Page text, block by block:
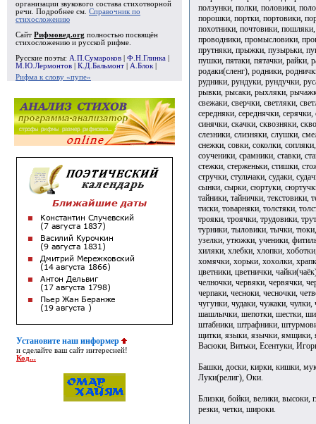
организации звукового состава стихотворной
речи. Подробнее см. Справочник по
стихосложению
Сайт Рифмовед.org полностью посвящён
стихосложению и русской рифме.
Русские поэты: А.П.Сумароков Ф.Н.Глинка
М.Ю.Лермонтов
К.Д.Бальмонт А.Блок
Рифма к слову «пупе»
Установите наш информер
и сделайте ваш сайт интересней!
Код...
ползунки, полки, половики,
порошки, портки, портовики,
похотники, почтовики,
проводники, промысловики,
прутняки, прыжки, пузырьки,
пушки, пятаки, пятачки, райки,
родаки(сленг), родники,
рудники, рундуки, рундучки,
рывки, рысаки, рыхляки,
свежаки, сверчки, светляки,
середняки, середнячки,
синячки, скачки, сквозняки,
слезники, слизняки, слушки,
снежки, совки, соколки,
соученики, срамники, ставки,
стежки, стерженьки, стишки,
стручки, стульчаки, судаки,
сынки, сырки, сюртуки,
тайники, тайнички, текстовики,
тиски, товарняки, толстяки,
трояки, троячки, трудовики,
турники, тыловики, тычки,
узелки, утюжки, ученики,
хиляки, хлебки, хлопки,
хомячки, хорьки, хохолки,
цветники, цветнички,
челночки, червяки, червячки,
черпаки, чесноки, чесночки,
чугунки, чудаки, чужаки,
шашлычки, шепотки, шестки,
штабники, штрафники,
щитки, языки, язычки, ямщики,
Васюки, Витьки, Есентуки,
Башки, доски, кирки, кишки,
Луки(религ), Оки.
Близки, бойки, велики, высоки,
резки, четки, широки.